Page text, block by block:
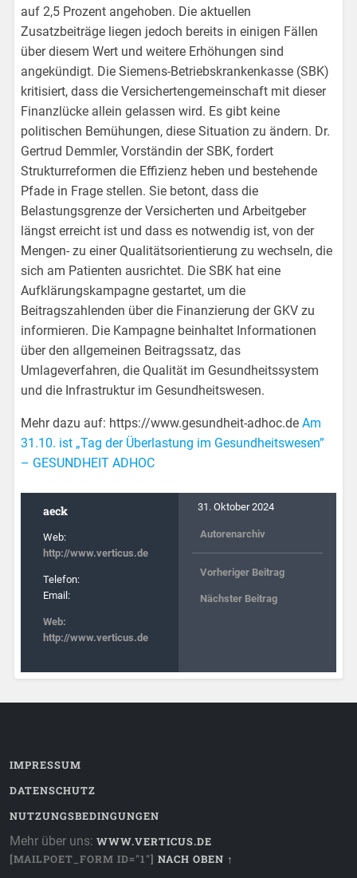
auf 2,5 Prozent angehoben. Die aktuellen
Zusatzbeiträge liegen jedoch bereits in einigen Fällen
über diesem Wert und weitere Erhöhungen sind
angekündigt. Die Siemens-Betriebskrankenkasse (SBK)
kritisiert, dass die Versichertengemeinschaft mit dieser
Finanzlücke allein gelassen wird. Es gibt keine
politischen Bemühungen, diese Situation zu ändern. Dr.
Gertrud Demmler, Vorständin der SBK, fordert
Strukturreformen die Effizienz heben und bestehende
Pfade in Frage stellen. Sie betont, dass die
Belastungsgrenze der Versicherten und Arbeitgeber
längst erreicht ist und dass es notwendig ist, von der
Mengen- zu einer Qualitätsorientierung zu wechseln, die
sich am Patienten ausrichtet. Die SBK hat eine
Aufklärungskampagne gestartet, um die
Beitragszahlenden über die Finanzierung der GKV zu
informieren. Die Kampagne beinhaltet Informationen
über den allgemeinen Beitragssatz, das
Umlageverfahren, die Qualität im Gesundheitssystem
und die Infrastruktur im Gesundheitswesen.
Mehr dazu auf: https://www.gesundheit-adhoc.de Am
31.10. ist „Tag der Überlastung im Gesundheitswesen”
– GESUNDHEIT ADHOC
aeck
Web:
http://www.verticus.de
Telefon:
Email:
Web:
http://www.verticus.de
31. Oktober 2024
Autorenarchiv
Vorheriger Beitrag
Nächster Beitrag
IMPRESSUM
DATENSCHUTZ
NUTZUNGSBEDINGUNGEN
Mehr über uns: WWW.VERTICUS.DE
[MAILPOET_FORM ID="1"] NACH OBEN ↑